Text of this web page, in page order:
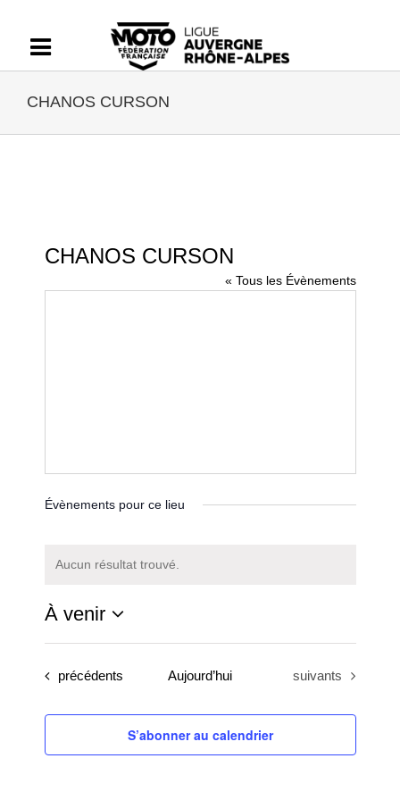
contenu
CHANOS CURSON
CHANOS CURSON
« Tous les Évènements
Évènements pour ce lieu
Notice
Aucun résultat trouvé.
À venir
Sélectionnez
uneÉvènements
précédents Aujourd’hui Évènements
suivants
S’abonner au calendrier